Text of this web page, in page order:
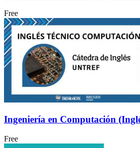
Free
Ingeniería en Computación
Free